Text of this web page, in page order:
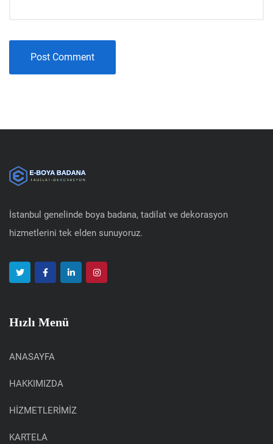
İstanbul genelinde boya badana, tadilat ve dekorasyon
hizmetlerini tek elden sunuyoruz.
Hızlı Menü
ANASAYFA
HAKKIMIZDA
HİZMETLERİMİZ
KARTELA